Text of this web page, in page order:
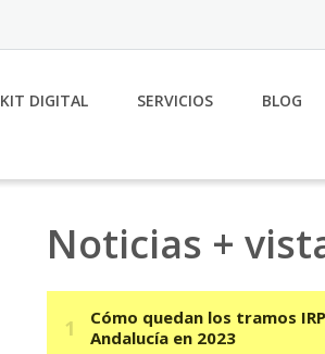
KIT DIGITAL SERVICIOS BLOG
Noticias +